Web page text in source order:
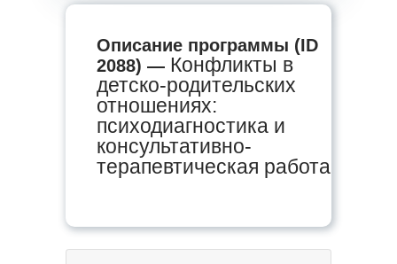
Описание программы (ID
2088) — Конфликты в
детско-родительских
отношениях:
психодиагностика и
консультативно-
терапевтическая работа